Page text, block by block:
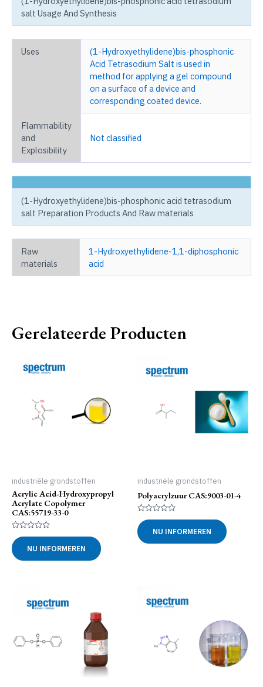
salt Usage And Synthesis
Uses
(1-Hydroxyethylidene)bis-phosphonic
Acid Tetrasodium Salt is used in
method for applying a gel compound
on a surface of a device and
corresponding coated device.
Flammability
and
Explosibility
Not classified
(1-Hydroxyethylidene)bis-phosphonic acid tetrasodium
salt Preparation Products And Raw materials
Raw
materials
1-Hydroxyethylidene-1,1-diphosphonic
acid
Gerelateerde Producten
industriële grondstoffen
Acrylic Acid-Hydroxypropyl
Acrylate Copolymer
CAS:55719-33-0
Gewaardeerd
0
uit
5
NU INFORMEREN
industriële grondstoffen
Polyacrylzuur CAS:9003-01-4
Gewaardeerd
0
uit
5
NU INFORMEREN